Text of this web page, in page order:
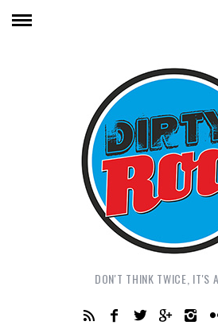
DON'T THINK TWICE, IT'S